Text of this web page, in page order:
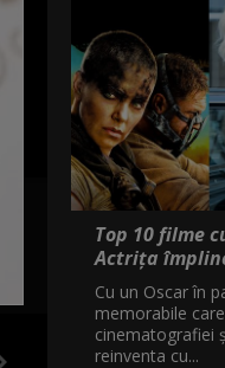
Top 10 filme
Actrița
Cu un Oscar în
memorabile
cinematografiei
reinventa cu...